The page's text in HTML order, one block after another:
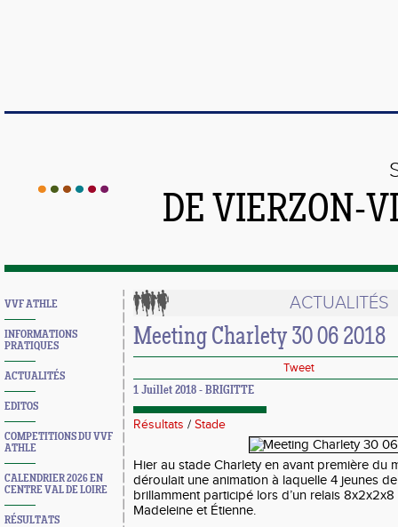
DE VIERZON-
VVF ATHLE
INFORMATIONS
PRATIQUES
ACTUALITÉS
EDITOS
COMPETITIONS DU VVF
ATHLE
CALENDRIER 2026 EN
CENTRE VAL DE LOIRE
RÉSULTATS
ACTUALITÉS
Meeting Charlety 30 06 2018
Tweet
1 Juillet 2018 - BRIGITTE
Résultats / Stade
Hier au stade Charlety en avant première du
déroulait une animation à laquelle 4 jeunes
brillamment participé lors d’un relais 8x2x2x8
Madeleine et Étienne.